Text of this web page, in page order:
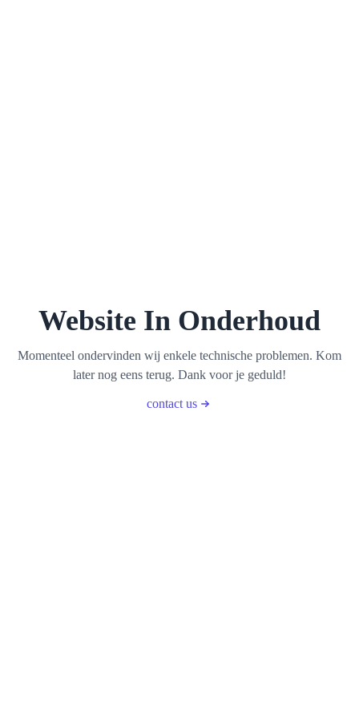
Website In Onderhoud
Momenteel ondervinden wij enkele technische problemen. Kom
later nog eens terug. Dank voor je geduld!
contact us